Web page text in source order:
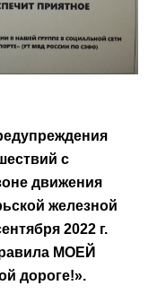
с
движения
железной
2022 г.
МОЕЙ
дороге!».